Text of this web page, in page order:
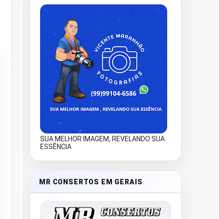
SUA MELHOR IMAGEM, REVELANDO SUA
ESSÊNCIA
MR CONSERTOS EM GERAIS